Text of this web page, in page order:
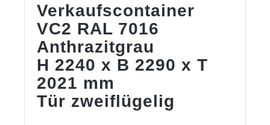
Verkaufscontainer
VC2 RAL 7016
Anthrazitgrau
H 2240 x B 2290 x T
2021 mm
Tür zweiflügelig